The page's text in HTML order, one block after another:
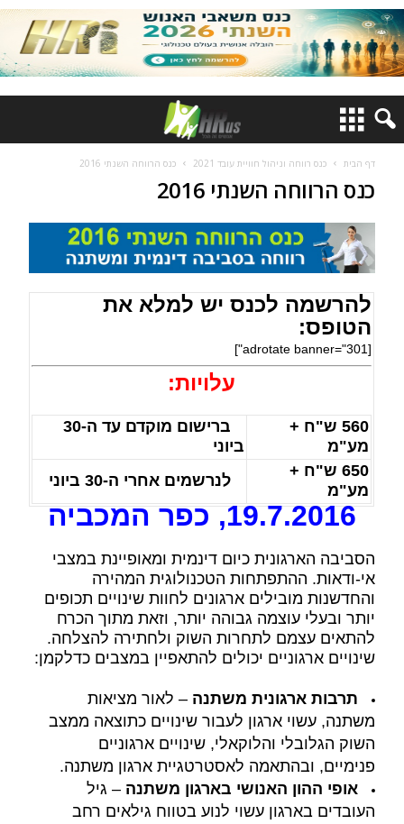
דף הבית כנס רווחה וניהול חוויית עובד 2021 כנס הרווחה השנתי 2016
כנס הרווחה השנתי 2016
להרשמה לכנס יש למלא את
הטופס:
[adrotate banner="301"]
עלויות:
560 ש"ח +
מע"מ
ברישום מוקדם עד ה-30
ביוני
650 ש"ח +
מע"מ
לנרשמים אחרי ה-30 ביוני
19.7.2016, כפר המכביה
הסביבה הארגונית כיום דינמית ומאופיינת במצבי
אי-ודאות. ההתפתחות הטכנולוגית המהירה
והחדשנות מובילים ארגונים לחוות שינויים תכופים
יותר ובעלי עוצמה גבוהה יותר, וזאת מתוך הכרח
להתאים עצמם לתחרות השוק ולחתירה להצלחה.
שינויים ארגוניים יכולים להתאפיין במצבים כדלקמן:
תרבות ארגונית משתנה – לאור מציאות
משתנה, עשוי ארגון לעבור שינויים כתוצאה ממצב
השוק הגלובלי והלוקאלי, שינויים ארגוניים
פנימיים, ובהתאמה לאסטרטגיית ארגון משתנה.
אופי ההון האנושי בארגון משתנה – גיל
העובדים בארגון עשוי לנוע בטווח גילאים רחב